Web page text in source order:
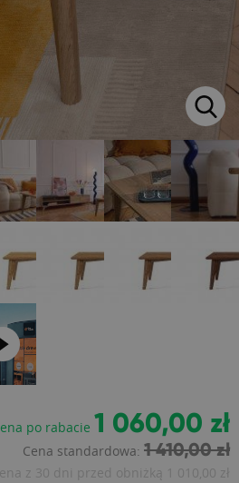
po rabacie 1 060,00 zł
Cena standardowa: 1 410,00 zł
z 30 dni przed obniżką 1 010,00 zł